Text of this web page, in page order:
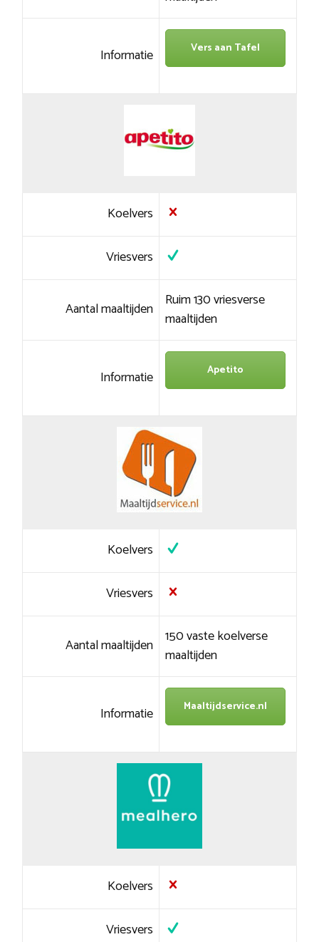
Informatie Vers aan Tafel
Koelvers
Vriesvers
Aantal maaltijden Ruim 130 vriesverse
maaltijden
Informatie Apetito
Koelvers
Vriesvers
Aantal maaltijden 150 vaste koelverse
maaltijden
Informatie Maaltijdservice.nl
Koelvers
Vriesvers